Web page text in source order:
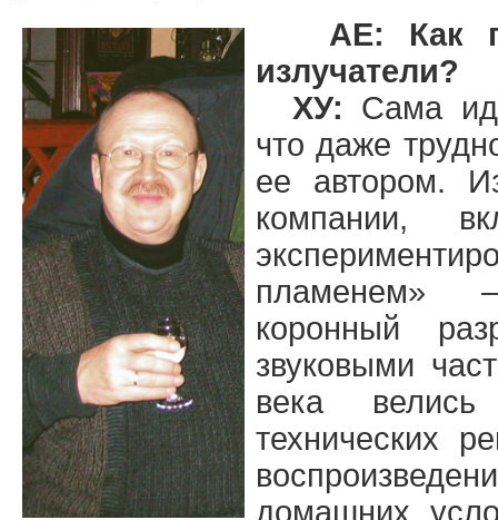
АЕ: Как
излучатели?
ХУ: Сама
что даже
ее автором.
компании,
пламенем»
коронный
звуковыми
века
технических
домашних